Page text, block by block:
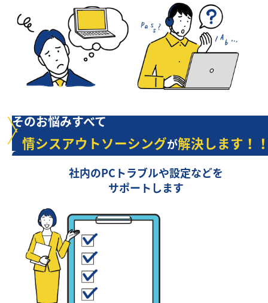
そのお悩みすべて
情シスアウトソーシングが解決します！
社内のPCトラブルや設定などを
サポートします